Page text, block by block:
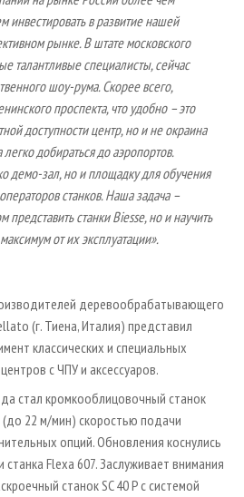
в развитие нашей
рынке. В штате московского
талантливые специалисты, сейчас
шоу-рума. Скорее всего,
проспекта, что удобно – это
доступности центр, но и не окраина
добираться до аэропортов.
демо-зал, но и площадку для обучения
станков. Наша задача –
станки Biesse, но и научить
от их эксплуатации».
деревообрабатывающего
(г. Тиена, Италия) представил
классических и специальных
с ЧПУ и аксессуаров.
стал кромкооблицовочный станок
(до 22 м/мин) скоростью подачи
опций. Обновления коснулись
Flexa 607. Заслуживает внимания
станок SC 40 P с системой